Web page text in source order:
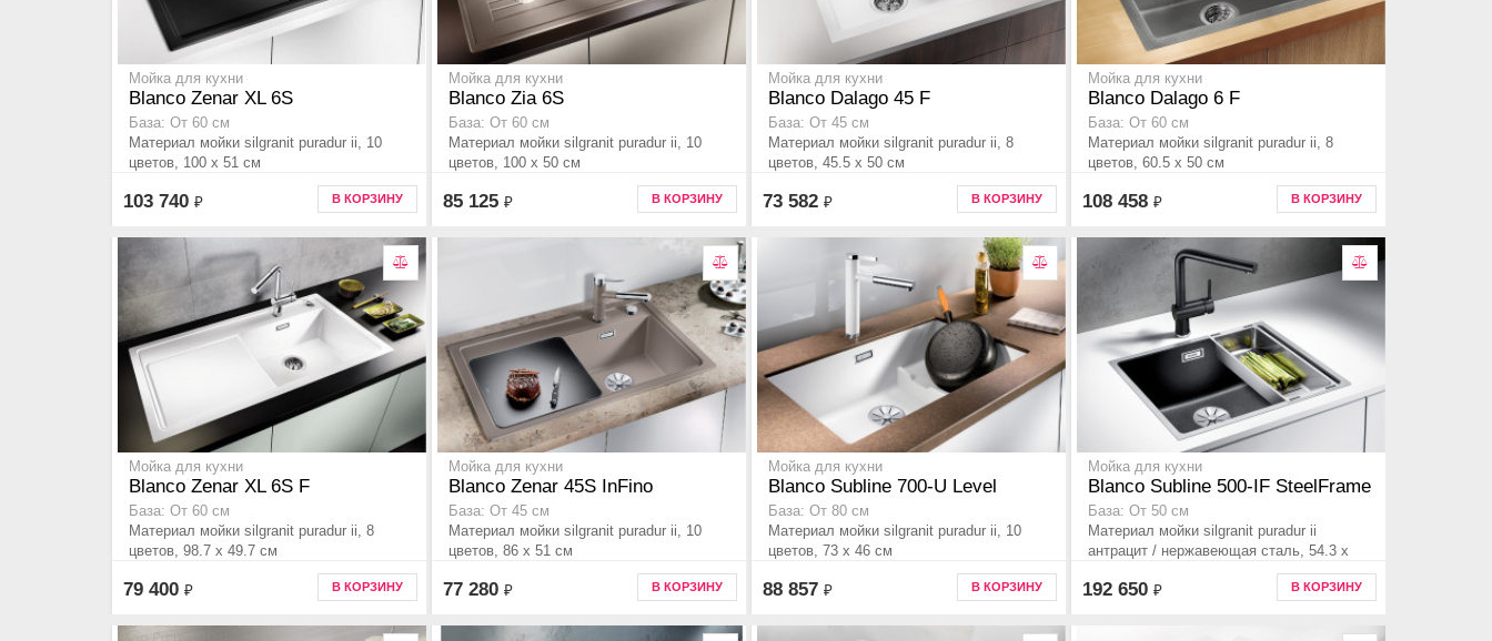
Мойка для кухни
Blanco Zenar XL 6S
База: От 60 см
Материал мойки silgranit puradur ii, 10
цветов, 100 x 51 см
103 740 ₽ В КОРЗИНУ
Мойка для кухни
Blanco Zia 6S
База: От 60 см
Материал мойки silgranit puradur ii, 10
цветов, 100 x 50 см
85 125 ₽ В КОРЗИНУ
Мойка для кухни
Blanco Dalago 45 F
База: От 45 см
Материал мойки silgranit puradur ii, 8
цветов, 45.5 x 50 см
73 582 ₽ В КОРЗИНУ
Мойка для кухни
Blanco Dalago 6 F
База: От 60 см
Материал мойки silgranit puradur ii, 8
цветов, 60.5 x 50 см
108 458 ₽ В КОРЗИНУ
Мойка для кухни
Blanco Zenar XL 6S F
База: От 60 см
Материал мойки silgranit puradur ii, 8
цветов, 98.7 x 49.7 см
79 400 ₽ В КОРЗИНУ
Мойка для кухни
Blanco Zenar 45S InFino
База: От 45 см
Материал мойки silgranit puradur ii, 10
цветов, 86 x 51 см
77 280 ₽ В КОРЗИНУ
Мойка для кухни
Blanco Subline 700-U Level
База: От 80 см
Материал мойки silgranit puradur ii, 10
цветов, 73 x 46 см
88 857 ₽ В КОРЗИНУ
Мойка для кухни
Blanco Subline 500-IF SteelFrame
База: От 50 см
Материал мойки silgranit puradur ii
антрацит / нержавеющая сталь, 54.3 x
192 650 ₽ В КОРЗИНУ